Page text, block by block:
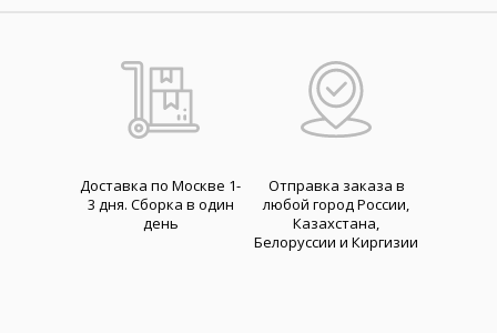
Доставка по Москве 1-
3 дня. Cборка в один
день
Отправка заказа в
любой город России,
Казахстана,
Белоруссии и Киргизии